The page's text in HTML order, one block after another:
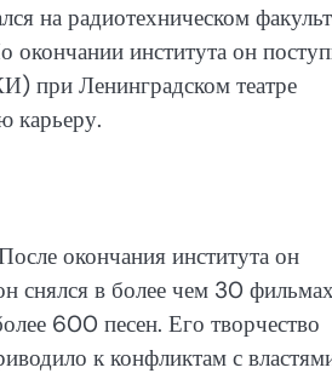
на радиотехническом
института он
при Ленинградском театре
карьеру.
окончания института он
он снялся в более чем 30
600 песен. Его творчество
к конфликтам с